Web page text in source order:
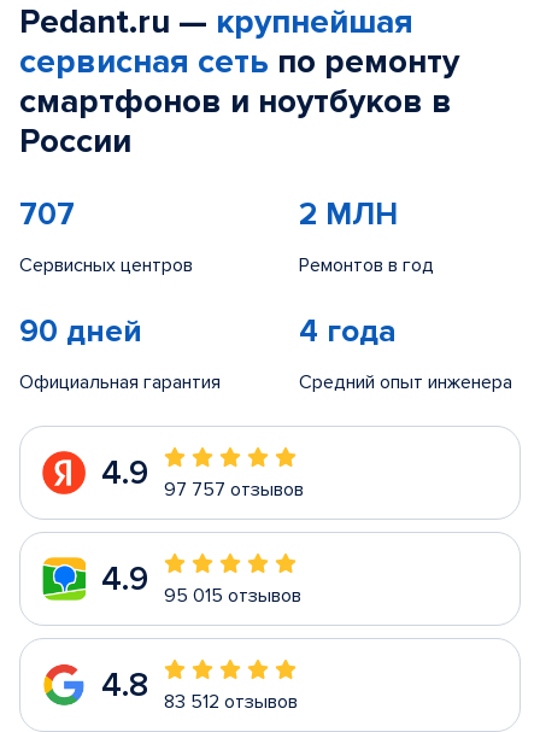
Pedant.ru — крупнейшая
сервисная сеть по ремонту
смартфонов и ноутбуков в
России
707
Сервисных центров
2 МЛН
Ремонтов в год
90 дней
Официальная гарантия
4 года
Средний опыт инженера
4.9 97 757 отзывов
4.9 95 015 отзывов
4.8 83 512 отзывов